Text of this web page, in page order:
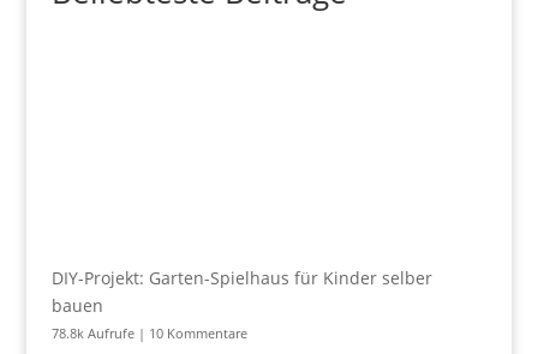
DIY-Projekt: Garten-Spielhaus für Kinder selber
bauen
78.8k Aufrufe| 10 Kommentare